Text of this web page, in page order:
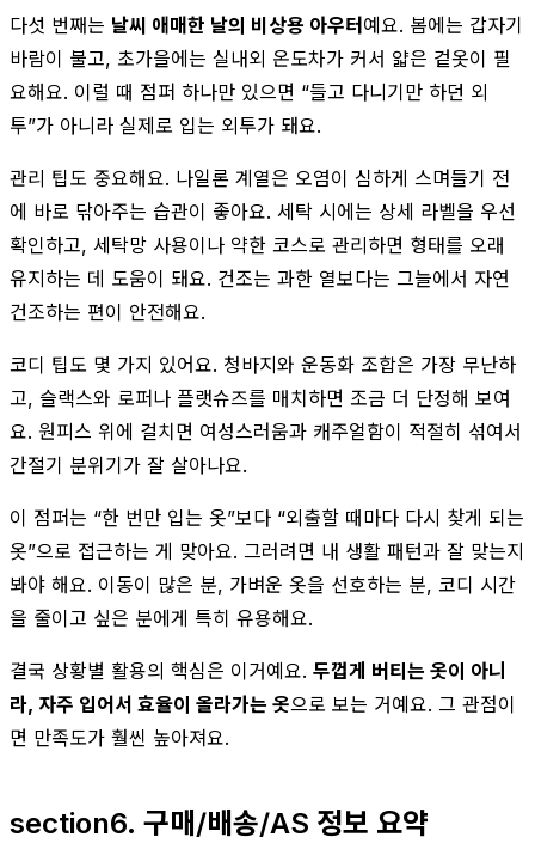
다섯 번째는 날씨 애매한 날의 비상용 아우터 예요. 봄에는 갑자기
바람이 불고, 초가을에는 실내외 온도차가 커서 얇은 겉옷이 필
요해요. 이럴 때 점퍼 하나만 있으면 “들고 다니기만 하던 외
투”가 아니라 실제로 입는 외투가 돼요.
관리 팁도 중요해요. 나일론 계열은 오염이 심하게 스며들기 전
에 바로 닦아주는 습관이 좋아요. 세탁 시에는 상세 라벨을 우선
확인하고, 세탁망 사용이나 약한 코스로 관리하면 형태를 오래
유지하는 데 도움이 돼요. 건조는 과한 열보다는 그늘에서 자연
건조하는 편이 안전해요.
코디 팁도 몇 가지 있어요. 청바지와 운동화 조합은 가장 무난하
고, 슬랙스와 로퍼나 플랫슈즈를 매치하면 조금 더 단정해 보여
요. 원피스 위에 걸치면 여성스러움과 캐주얼함이 적절히 섞여서
간절기 분위기가 잘 살아나요.
이 점퍼는 “한 번만 입는 옷”보다 “외출할 때마다 다시 찾게 되는
옷”으로 접근하는 게 맞아요. 그러려면 내 생활 패턴과 잘 맞는지
봐야 해요. 이동이 많은 분, 가벼운 옷을 선호하는 분, 코디 시간
을 줄이고 싶은 분에게 특히 유용해요.
결국 상황별 활용의 핵심은 이거예요. 두껍게 버티는 옷이 아니
라, 자주 입어서 효율이 올라가는 옷으로 보는 거예요. 그 관점이
면 만족도가 훨씬 높아져요.
section6. 구매/배송/AS 정보 요약